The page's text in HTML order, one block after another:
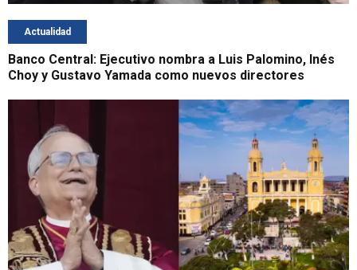
Actualidad
Banco Central: Ejecutivo nombra a Luis Palomino, Inés
Choy y Gustavo Yamada como nuevos directores